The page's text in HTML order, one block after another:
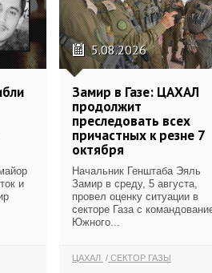
и
5.08.2026
Замир в Газе: ЦАХАЛ
продолжит
преследовать всех
причастных к резне 7
октября
Начальник Генштаба Эяль
Замир в среду, 5 августа,
провел оценку ситуации в
секторе Газа с
Южного...
ЦАХАЛ СЕКТОР ГАЗЫ